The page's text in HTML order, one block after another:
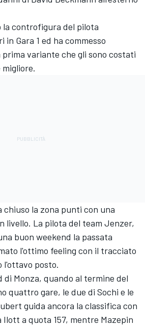
la controfigura del pilota
in Gara 1 ed ha commesso
variante che gli sono costati
chiuso la zona punti con una
livello. La pilota del team Jenzer,
buon weekend la passata
l'ottimo feeling con il tracciato
l'ottavo posto.
di Monza, quando al termine del
quattro gare, le due di Sochi e le
guida ancora la classifica con
Ilott a quota 157, mentre Mazepin